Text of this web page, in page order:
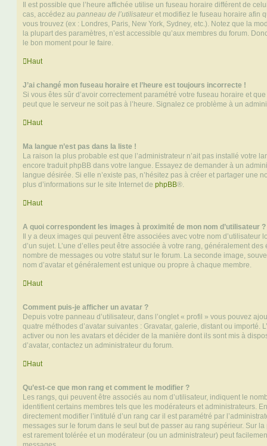
Il est possible que l’heure affichée utilise un fuseau horaire différent de
cas, accédez au panneau de l’utilisateuret modifiez le fuseau horaire afin
vous trouvez (ex : Londres, Paris, New York, Sydney, etc.). Notez que la
la plupart des paramètres, n’est accessible qu’aux membres du forum.
le bon moment pour le faire.
Haut
J’ai changé mon fuseau horaire et l’heure est toujours incorrecte !
Si vous êtes sûr d’avoir correctement paramétré votre fuseau horaire et
peut que le serveur ne soit pas à l’heure. Signalez ce problème à un
Haut
Ma langue n’est pas dans la liste !
La raison la plus probable est que l’administrateur n’ait pas installé votre
encore traduit phpBB dans votre langue. Essayez de demander à un
langue désirée. Si elle n’existe pas, n’hésitez pas à créer et partager une
plus d’informations sur le site Internet de phpBB®.
Haut
A quoi correspondent les images à proximité de mon nom d’utilisateur ?
Il y a deux images qui peuvent être associées avec votre nom d’utilisateur
d’un sujet. L’une d’elles peut être associée à votre rang, généralement
nombre de messages ou votre statut sur le forum. La seconde image,
nom d’avatar et généralement est unique ou propre à chaque membre.
Haut
Comment puis-je afficher un avatar ?
Depuis votre panneau d’utilisateur, dans l’onglet « profil » vous pouvez
quatre méthodes d’avatar suivantes : Gravatar, galerie, distant ou importé.
activer ou non les avatars et décider de la manière dont ils sont mis à
d’avatar, contactez un administrateur du forum.
Haut
Qu’est-ce que mon rang et comment le modifier ?
Les rangs, qui peuvent être associés au nom d’utilisateur, indiquent le
identifient certains membres tels que les modérateurs et administrateurs.
directement modifier l’intitulé d’un rang car il est paramétré par
messages sur le forum dans le seul but de passer au rang supérieur. Sur
est rarement tolérée et un modérateur (ou un administrateur) peut